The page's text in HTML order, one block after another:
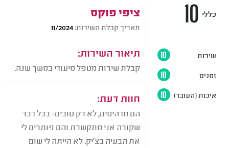
ציפי פוקס
תאריך קבלת השירות:11/2024
תיאור השירות:
קבלת שירות מטפל סיעודי במשך שנה.
חוות דעת:
הם מדהימים, לא רק טובים- בכל דבר
שקורה אני מתקשרת והם פותרים לי
את הבעיה בצ’יק. לא הייתה לי שום
10 כללי
שירות 10
זמנים 10
איכות (העובד) 10